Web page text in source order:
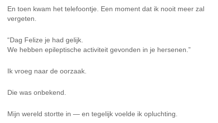
En toen kwam het telefoontje. Een moment dat ik nooit meer zal
vergeten.
“Dag Felize je had gelijk.
We hebben epileptische activiteit gevonden in je hersenen.”
Ik vroeg naar de oorzaak.
Die was onbekend.
Mijn wereld stortte in — en tegelijk voelde ik opluchting.